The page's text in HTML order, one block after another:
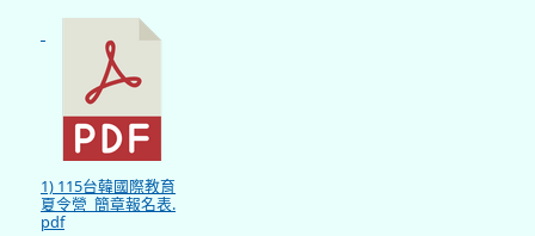
1) 115台韓國際教育
夏令營_簡章報名表.
pdf